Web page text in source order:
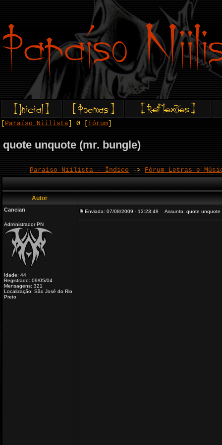
Paraíso Niilista ] Ø [ Fórum
quote unquote (mr. bungle)
Paraíso Niilista - Índice -> Fórum Letras e
Autor
Cancian
Administrador PN
Idade: 44
Registrado: 09/05/04
Mensagens: 321
Localização: São José do Rio
Preto
Enviada: 07/08/2009 - 13:23:49 Assunto: quote unquote